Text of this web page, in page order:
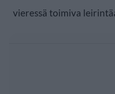
vieressä toimiva